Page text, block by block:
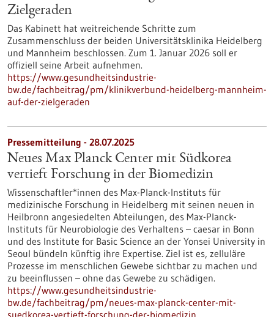
Zielgeraden
Das Kabinett hat weitreichende Schritte zum
Zusammenschluss der beiden Universitätsklinika Heidelberg
und Mannheim beschlossen. Zum 1. Januar 2026 soll er
offiziell seine Arbeit aufnehmen.
https://www.gesundheitsindustrie-
bw.de/fachbeitrag/pm/klinikverbund-heidelberg-mannheim-
auf-der-zielgeraden
Pressemitteilung - 28.07.2025
Neues Max Planck Center mit Südkorea
vertieft Forschung in der Biomedizin
Wissenschaftler*innen des Max-Planck-Instituts für
medizinische Forschung in Heidelberg mit seinen neuen in
Heilbronn angesiedelten Abteilungen, des Max-Planck-
Instituts für Neurobiologie des Verhaltens – caesar in Bonn
und des Institute for Basic Science an der Yonsei University in
Seoul bündeln künftig ihre Expertise. Ziel ist es, zelluläre
Prozesse im menschlichen Gewebe sichtbar zu machen und
zu beeinflussen – ohne das Gewebe zu schädigen.
https://www.gesundheitsindustrie-
bw.de/fachbeitrag/pm/neues-max-planck-center-mit-
suedkorea-vertieft-forschung-der-biomedizin